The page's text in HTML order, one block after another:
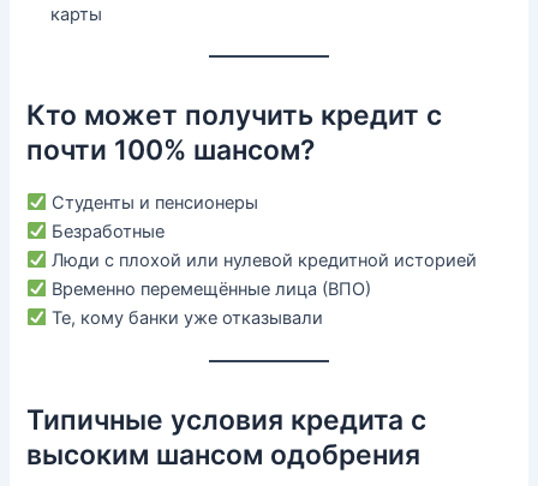
карты
Кто может получить кредит с
почти 100% шансом?
Студенты и пенсионеры
Безработные
Люди с плохой или нулевой кредитной историей
Временно перемещённые лица (ВПО)
Те, кому банки уже отказывали
Типичные условия кредита с
высоким шансом одобрения